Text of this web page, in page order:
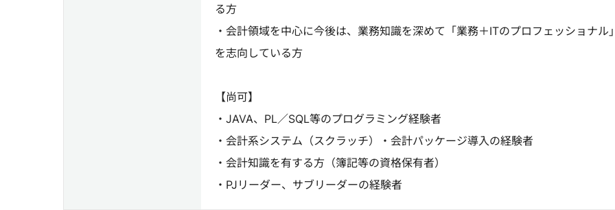
る方
・会計領域を中心に今後は、業務知識を深めて「業務＋ITのプロフェッショナル
を志向している方
【尚可】
・JAVA、PL／SQL等のプログラミング経験者
・会計系システム（スクラッチ）・会計パッケージ導入の経験者
・会計知識を有する方（簿記等の資格保有者）
・PJリーダー、サブリーダーの経験者